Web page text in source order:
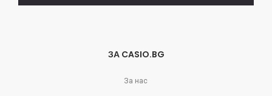
отпишете!
ЗА CASIO.BG
За нас